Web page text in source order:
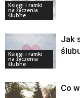
Księgi i ramki
na życzenia
ślubne
Księgi i ramki
na życzenia
ślubne
Jak
Co